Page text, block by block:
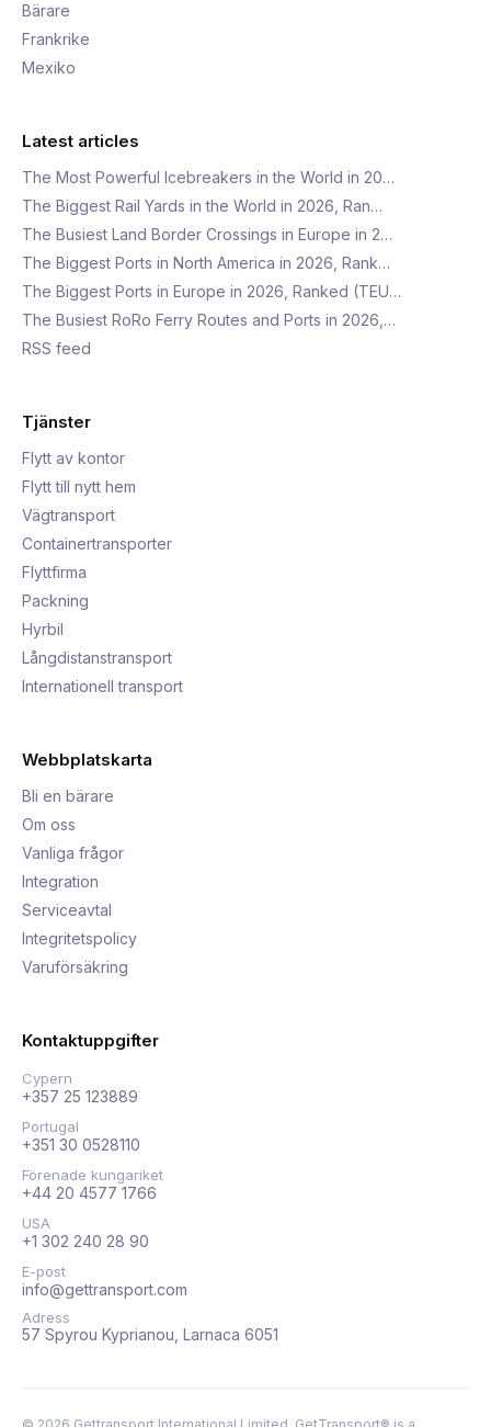
Bärare
Frankrike
Mexiko
Latest articles
The Most Powerful Icebreakers in the World in 20…
The Biggest Rail Yards in the World in 2026, Ran…
The Busiest Land Border Crossings in Europe in 2…
The Biggest Ports in North America in 2026, Rank…
The Biggest Ports in Europe in 2026, Ranked (TEU…
The Busiest RoRo Ferry Routes and Ports in 2026,…
RSS feed
Tjänster
Flytt av kontor
Flytt till nytt hem
Vägtransport
Containertransporter
Flyttfirma
Packning
Hyrbil
Långdistanstransport
Internationell transport
Webbplatskarta
Bli en bärare
Om oss
Vanliga frågor
Integration
Serviceavtal
Integritetspolicy
Varuförsäkring
Kontaktuppgifter
Cypern
+357 25 123889
Portugal
+351 30 0528110
Förenade kungariket
+44 20 4577 1766
USA
+1 302 240 28 90
E-post
info@gettransport.com
Adress
57 Spyrou Kyprianou, Larnaca 6051